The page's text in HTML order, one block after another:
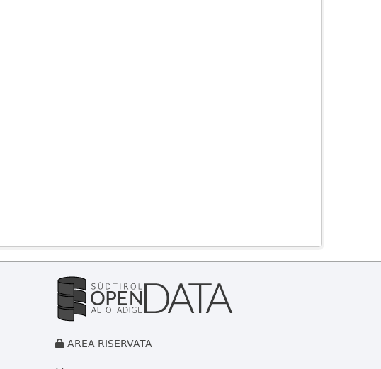
AREA RISERVATA